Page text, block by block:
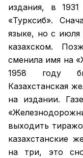
издания, в
«Турксиб».
языке, но с июля
казахском.
сменила имя на
1958 году
Казахстанская
на издании.
выходить
казахстанские
на три, это